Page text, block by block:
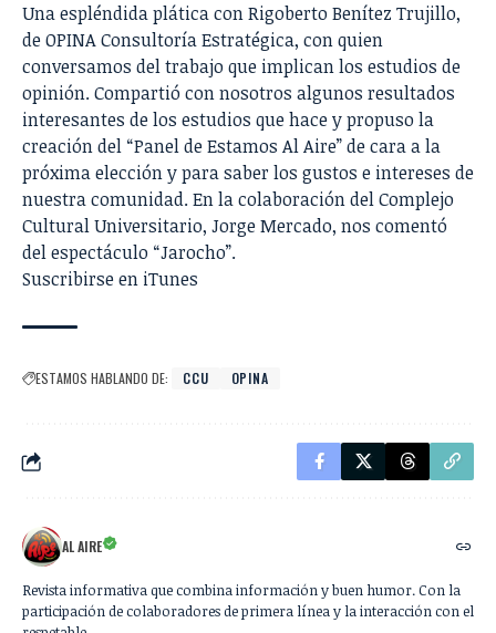
Una espléndida plática con Rigoberto Benítez Trujillo,
de OPINA Consultoría Estratégica, con quien
conversamos del trabajo que implican los estudios de
opinión. Compartió con nosotros algunos resultados
interesantes de los estudios que hace y propuso la
creación del “Panel de Estamos Al Aire” de cara a la
próxima elección y para saber los gustos e intereses de
nuestra comunidad. En la colaboración del Complejo
Cultural Universitario, Jorge Mercado, nos comentó
del espectáculo “Jarocho”.
Suscribirse en iTunes
ESTAMOS HABLANDO DE: CCU OPINA
AL AIRE
Revista informativa que combina información y buen humor. Con la
participación de colaboradores de primera línea y la interacción con el